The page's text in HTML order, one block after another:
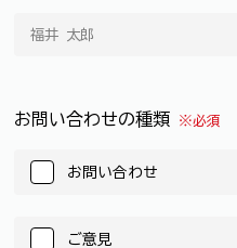
お問い合わせの種類 ※必須
お問い合わせ
ご意見